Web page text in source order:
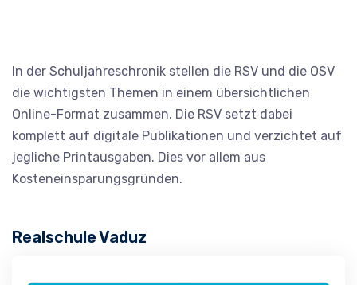
In der Schuljahreschronik stellen die RSV und die OSV
die wichtigsten Themen in einem übersichtlichen
Online-Format zusammen. Die RSV setzt dabei
komplett auf digitale Publikationen und verzichtet auf
jegliche Printausgaben. Dies vor allem aus
Kosteneinsparungsgründen.
Realschule Vaduz